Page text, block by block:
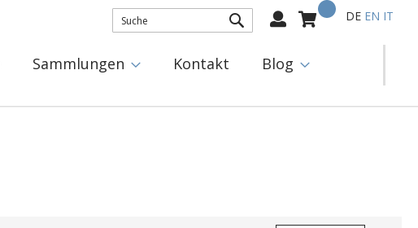
Mein Warenkorb
Select
DE EN IT
Sammlungen Kontakt Blog